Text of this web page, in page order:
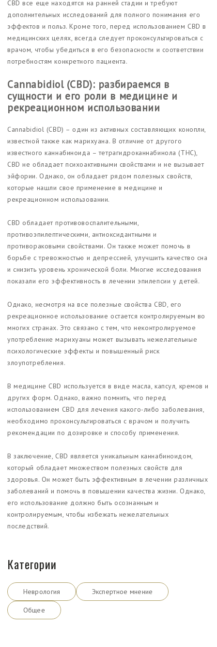
CBD все еще находятся на ранней стадии и требуют
дополнительных исследований для полного понимания его
эффектов и польз. Кроме того, перед использованием CBD в
медицинских целях, всегда следует проконсультироваться с
врачом, чтобы убедиться в его безопасности и соответствии
потребностям конкретного пациента.
Cannabidiol (CBD): разбираемся в
сущности и его роли в медицине и
рекреационном использовании
Cannabidiol (CBD) – один из активных составляющих конопли,
известной также как марихуана. В отличие от другого
известного каннабиноида – тетрагидроканнабинола (THC),
CBD не обладает психоактивными свойствами и не вызывает
эйфории. Однако, он обладает рядом полезных свойств,
которые нашли свое применение в медицине и
рекреационном использовании.
CBD обладает противовоспалительными,
противоэпилептическими, антиоксидантными и
противораковыми свойствами. Он также может помочь в
борьбе с тревожностью и депрессией, улучшить качество сна
и снизить уровень хронической боли. Многие исследования
показали его эффективность в лечении эпилепсии у детей.
Однако, несмотря на все полезные свойства CBD, его
рекреационное использование остается контролируемым во
многих странах. Это связано с тем, что неконтролируемое
употребление марихуаны может вызывать нежелательные
психологические эффекты и повышенный риск
злоупотребления.
В медицине CBD используется в виде масла, капсул, кремов и
других форм. Однако, важно помнить, что перед
использованием CBD для лечения какого-либо заболевания,
необходимо проконсультироваться с врачом и получить
рекомендации по дозировке и способу применения.
В заключение, CBD является уникальным каннабиноидом,
который обладает множеством полезных свойств для
здоровья. Он может быть эффективным в лечении различных
заболеваний и помочь в повышении качества жизни. Однако,
его использование должно быть осознанным и
контролируемым, чтобы избежать нежелательных
последствий.
Категории
Неврология Экспертное мнение
Общее